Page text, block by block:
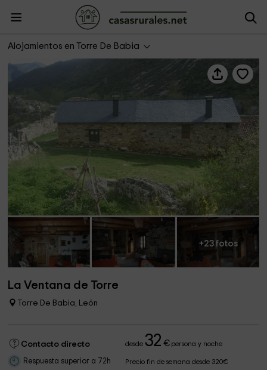
Alojamientos en Torre De Babia
La Ventana de Torre
+23 fotos
La Ventana de Torre
Torre De Babia, León
Contacto directo desde32 €persona y noche
Respuesta superior a 72h Precio fin de semana desde 320€